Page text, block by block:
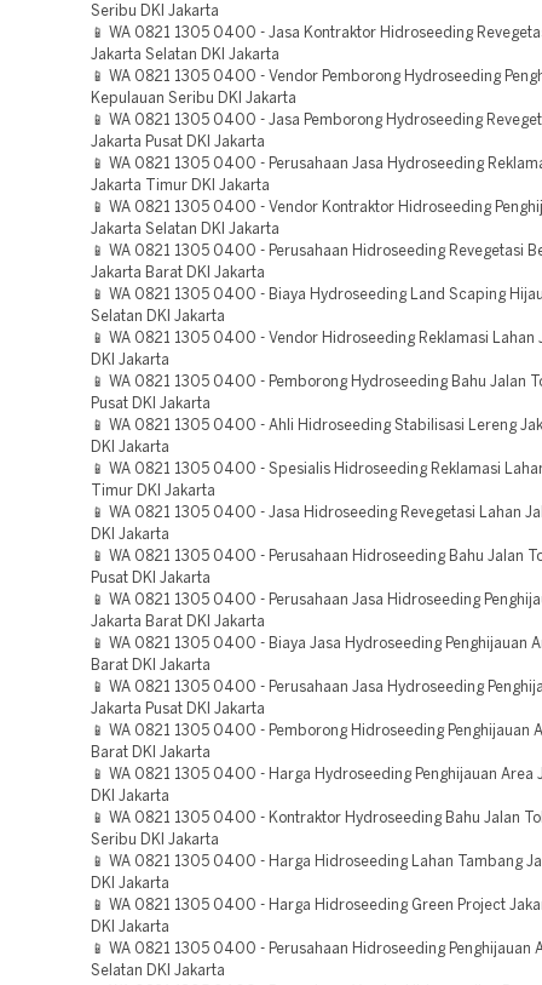
Seribu DKI Jakarta
📱 WA 0821 1305 0400 - Jasa Kontraktor Hidroseeding
Jakarta Selatan DKI Jakarta
📱 WA 0821 1305 0400 - Vendor Pemborong Hydroseeding
Kepulauan Seribu DKI Jakarta
📱 WA 0821 1305 0400 - Jasa Pemborong Hydroseeding
Jakarta Pusat DKI Jakarta
📱 WA 0821 1305 0400 - Perusahaan Jasa Hydroseeding
Jakarta Timur DKI Jakarta
📱 WA 0821 1305 0400 - Vendor Kontraktor Hidroseeding
Jakarta Selatan DKI Jakarta
📱 WA 0821 1305 0400 - Perusahaan Hidroseeding Revegetasi
Jakarta Barat DKI Jakarta
📱 WA 0821 1305 0400 - Biaya Hydroseeding Land Scaping
Selatan DKI Jakarta
📱 WA 0821 1305 0400 - Vendor Hidroseeding Reklamasi Lahan
DKI Jakarta
📱 WA 0821 1305 0400 - Pemborong Hydroseeding Bahu Jalan
Pusat DKI Jakarta
📱 WA 0821 1305 0400 - Ahli Hidroseeding Stabilisasi Lereng
DKI Jakarta
📱 WA 0821 1305 0400 - Spesialis Hidroseeding Reklamasi
Timur DKI Jakarta
📱 WA 0821 1305 0400 - Jasa Hidroseeding Revegetasi Lahan
DKI Jakarta
📱 WA 0821 1305 0400 - Perusahaan Hidroseeding Bahu Jalan
Pusat DKI Jakarta
📱 WA 0821 1305 0400 - Perusahaan Jasa Hidroseeding
Jakarta Barat DKI Jakarta
📱 WA 0821 1305 0400 - Biaya Jasa Hydroseeding Penghijauan
Barat DKI Jakarta
📱 WA 0821 1305 0400 - Perusahaan Jasa Hydroseeding
Jakarta Pusat DKI Jakarta
📱 WA 0821 1305 0400 - Pemborong Hidroseeding Penghijauan
Barat DKI Jakarta
📱 WA 0821 1305 0400 - Harga Hydroseeding Penghijauan Area
DKI Jakarta
📱 WA 0821 1305 0400 - Kontraktor Hydroseeding Bahu Jalan
Seribu DKI Jakarta
📱 WA 0821 1305 0400 - Harga Hidroseeding Lahan Tambang
DKI Jakarta
📱 WA 0821 1305 0400 - Harga Hidroseeding Green Project
DKI Jakarta
📱 WA 0821 1305 0400 - Perusahaan Hidroseeding Penghijauan
Selatan DKI Jakarta